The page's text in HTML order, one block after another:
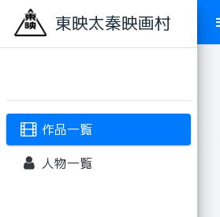
東映太秦映画村
作品一覧
人物一覧